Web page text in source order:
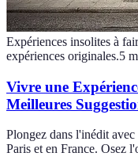
Expériences insolites à
expériences originales.5
Vivre une
Meilleures
Plongez dans l'inédit avec
Paris et en France. Osez